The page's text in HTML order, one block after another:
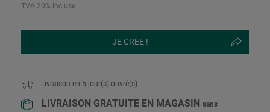
TVA 20% incluse
JE CRÉE !
Livraison en 5 jour(s) ouvré(s)
LIVRAISON GRATUITE EN MAGASIN sans